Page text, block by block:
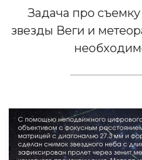
Задача про
звезды Веги и